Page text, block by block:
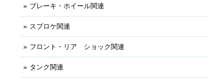
ブレーキ・ホイール関連
スプロケ関連
フロント・リア ショック関連
タンク関連